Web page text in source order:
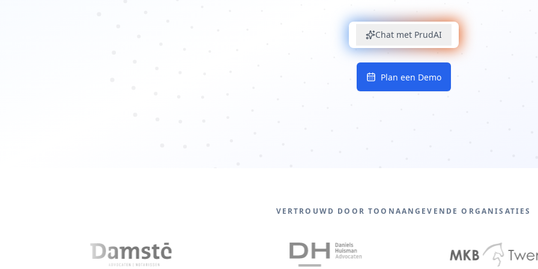
Chat met PrudAI
Plan een Demo
VERTROUWD DOOR TOONAANGEVENDE ORGANISATIES